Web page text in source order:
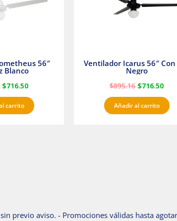
56″
Blanco
$716.50
carrito
Ventilador Icarus 56″ Con
Negro
$895.16 $716.50
Añadir al carrito
previo aviso. - Promociones válidas hasta